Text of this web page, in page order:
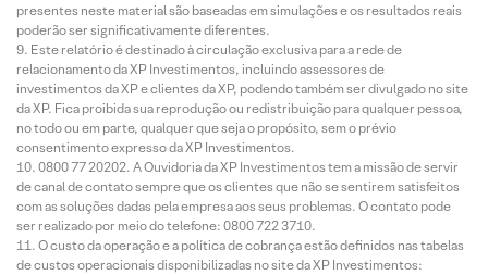
presentes neste material são baseadas em simulações e os resultados reais
poderão ser significativamente diferentes.
Este relatório é destinado à circulação exclusiva para a rede de
relacionamento da XP Investimentos, incluindo assessores de
investimentos da XP e clientes da XP, podendo também ser divulgado no site
da XP. Fica proibida sua reprodução ou redistribuição para qualquer pessoa,
no todo ou em parte, qualquer que seja o propósito, sem o prévio
consentimento expresso da XP Investimentos.
0800 77 20202. A Ouvidoria da XP Investimentos tem a missão de servir
de canal de contato sempre que os clientes que não se sentirem satisfeitos
com as soluções dadas pela empresa aos seus problemas. O contato pode
ser realizado por meio do telefone: 0800 722 3710.
O custo da operação e a política de cobrança estão definidos nas tabelas
de custos operacionais disponibilizadas no site da XP Investimentos: